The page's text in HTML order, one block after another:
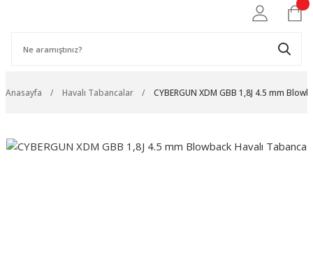
Anasayfa Havalı Tabancalar CYBERGUN XDM GBB 1,8J 4.5 mm